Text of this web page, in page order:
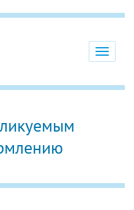
Toggle